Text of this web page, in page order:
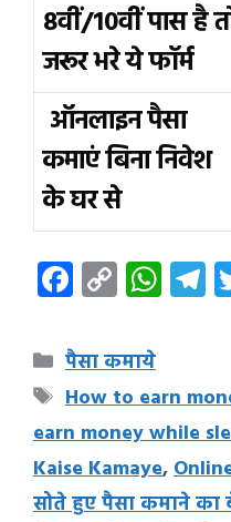
8वीं/10वीं पास है
जरूर भरे ये फॉर्म
ऑनलाइन पैसा
कमाएं बिना निवेश
के घर से
F
ac
e
b
o
o
k
C
o
p
y
Li
n
k
W
h
s
A
p
p
T
a
Categories
पैसा कमाये
Tags
How to earn
earn money while
Kaise Kamaye,
सोते हुए पैसा कमाने का